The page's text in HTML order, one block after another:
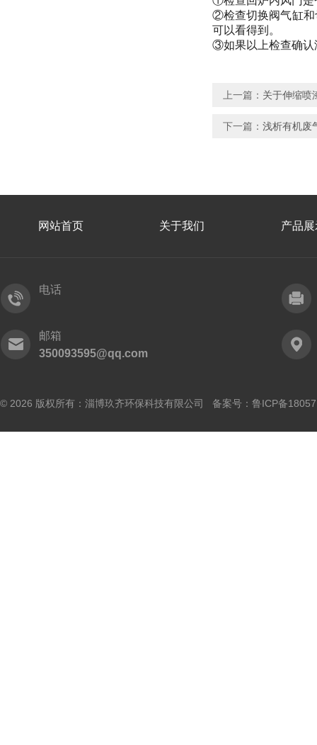
②检查切换阀气缸和
可以看得到。
③如果以上检查确认
上一篇： 关于伸缩喷
下一篇： 浅析有机废
网站首页 关于我们 产品展
电话
邮箱
350093595@qq.com
© 2026 版权所有：淄博玖齐环保科技有限公司 备案号： 鲁ICP备